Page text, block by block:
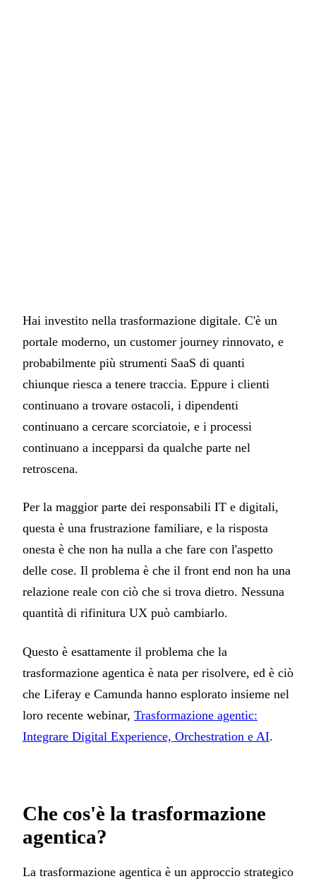
Hai investito nella trasformazione digitale. C'è un
portale moderno, un customer journey rinnovato, e
probabilmente più strumenti SaaS di quanti
chiunque riesca a tenere traccia. Eppure i clienti
continuano a trovare ostacoli, i dipendenti
continuano a cercare scorciatoie, e i processi
continuano a incepparsi da qualche parte nel
retroscena.
Per la maggior parte dei responsabili IT e digitali,
questa è una frustrazione familiare, e la risposta
onesta è che non ha nulla a che fare con l'aspetto
delle cose. Il problema è che il front end non ha una
relazione reale con ciò che si trova dietro. Nessuna
quantità di rifinitura UX può cambiarlo.
Questo è esattamente il problema che la
trasformazione agentica è nata per risolvere, ed è ciò
che Liferay e Camunda hanno esplorato insieme nel
loro recente webinar, Trasformazione agentic:
Integrare Digital Experience, Orchestration e AI.
Che cos'è la trasformazione
agentica?
La trasformazione agentica è un approccio strategico